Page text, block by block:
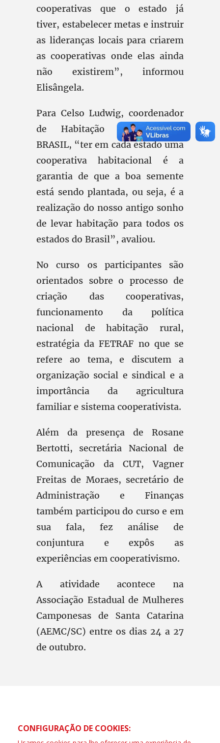
cooperativas que o estado já
tiver, estabelecer metas e instruir
as lideranças locais para criarem
as cooperativas onde elas ainda
não existirem”, informou
Elisângela.
Para Celso Ludwig, coordenador
de Habitação da FETRAF-
BRASIL, “ter em cada estado uma
cooperativa habitacional é a
garantia de que a boa semente
está sendo plantada, ou seja, é a
realização do nosso antigo sonho
de levar habitação para todos os
estados do Brasil”, avaliou.
No curso os participantes são
orientados sobre o processo de
criação das cooperativas,
funcionamento da política
nacional de habitação rural,
estratégia da FETRAF no que se
refere ao tema, e discutem a
organização social e sindical e a
importância da agricultura
familiar e sistema cooperativista.
Além da presença de Rosane
Bertotti, secretária Nacional de
Comunicação da CUT, Vagner
Freitas de Moraes, secretário de
Administração e Finanças
também participou do curso e em
sua fala, fez análise de
conjuntura e expôs as
experiências em cooperativismo.
A atividade acontece na
Associação Estadual de Mulheres
Camponesas de Santa Catarina
(AEMC/SC) entre os dias 24 a 27
de outubro.
CONFIGURAÇÃO DE COOKIES: